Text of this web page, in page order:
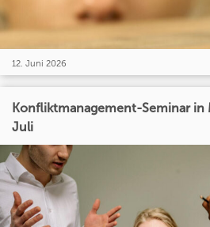
12. Juni 2026
Konfliktmanagement-Seminar in
Juli